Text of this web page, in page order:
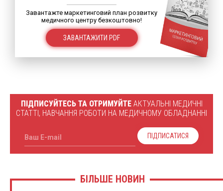
Завантажте маркетинговий план розвитку
медичного центру безкоштовно!
ЗАВАНТАЖИТИ PDF
ПІДПИСУЙТЕСЬ ТА ОТРИМУЙТЕАКТУАЛЬНІ МЕДИЧНІ
СТАТТІ, НАВЧАННЯ РОБОТИ НА МЕДИЧНОМУ ОБЛАДНАННІ
Ваш E-mail ПІДПИСАТИСЯ
БІЛЬШЕ НОВИН